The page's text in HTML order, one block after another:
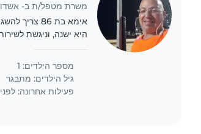
משרת מטפל/ת ב-
אימא בת 86
היא ישנה, וניגשת לשירותים
מספר הילדים: 1
גיל הילדים: מתבגר
פעילות אחרונה: